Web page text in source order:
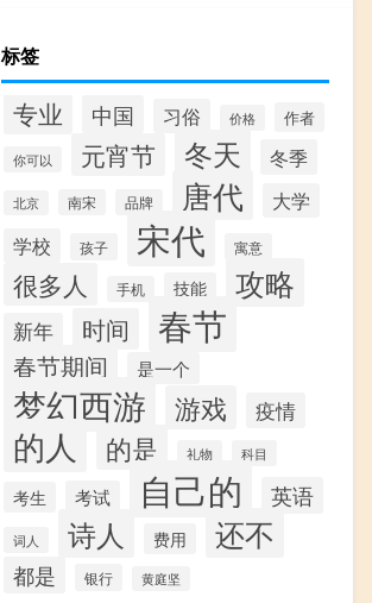
标签
专业 中国 习俗 价格 作者
你可以 元宵节 冬天 冬季
北京 南宋 品牌 唐代
大学
学校
孩子 宋代 寓意
很多人 手机 技能 攻略
新年 时间 春节
春节期间 是一个
梦幻西游 游戏 疫情
的人 的是 礼物 科目
考生 考试 自己的 英语
词人 诗人 费用 还不
都是 银行 黄庭坚